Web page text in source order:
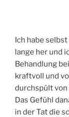
Ich habe
lange her und
Behandlung
kraftvoll und
durchspült von
Das Gefühl
in der Tat die